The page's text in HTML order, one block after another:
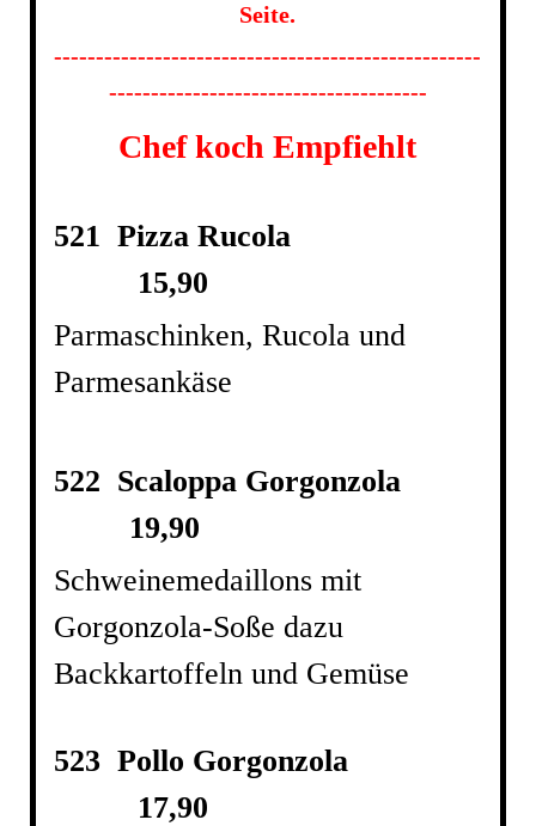
Seite.
---------------------------------------------------
--------------------------------------
Chef koch Empfiehlt
521 Pizza Rucola
15,90
Parmaschinken, Rucola und
Parmesankäse
522 Scaloppa Gorgonzola
19,90
Schweinemedaillons mit
Gorgonzola-Soße dazu
Backkartoffeln und Gemüse
523 Pollo Gorgonzola
17,90